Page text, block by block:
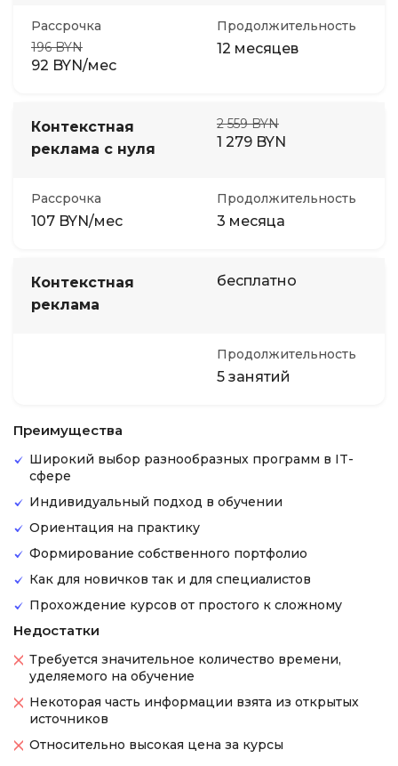
Рассрочка
196 BYN
92 BYN/мес
Продолжительность
12 месяцев
Контекстная
реклама с нуля
2 559 BYN
1 279 BYN
Рассрочка
107 BYN/мес
Продолжительность
3 месяца
Контекстная
реклама
бесплатно
Продолжительность
5 занятий
Преимущества
Широкий выбор разнообразных программ в IT-
сфере
Индивидуальный подход в обучении
Ориентация на практику
Формирование собственного портфолио
Как для новичков так и для специалистов
Прохождение курсов от простого к сложному
Недостатки
Требуется значительное количество времени,
уделяемого на обучение
Некоторая часть информации взята из открытых
источников
Относительно высокая цена за курсы